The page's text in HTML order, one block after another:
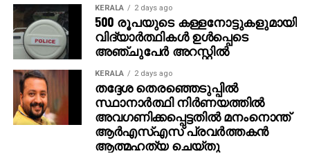
അസിസ്റ്റന്റ് എക്‌സൈസ്
ഇന്‍സ്പെക്ടര്‍(ഗ്രേഡ്)മാരായ വി.എം. ജബ്ബാര്‍, എം.ആര്‍.
നെല്‍സന്‍, കെ.എന്‍. സുരേഷ്, സ്‌പെഷ്യല്‍
സ്‌ക്വാഡിലെ അസിസ്റ്റന്റ് എക്‌സൈസ്
ഇന്‍സ്പെക്ടര്‍(ഗ്രേഡ്)മാരായ കെ.കെ. വത്സന്‍, ടി.കെ.
കണ്ണന്‍, പ്രിവന്റീവ് ഓഫിസര്‍(ഗ്രേഡ്) വി.എസ്.
സുരേഷ് കുമാര്‍, സിവില്‍ എക്‌സൈസ് ഓഫിസര്‍
അഫ്‌സല്‍, വനിത സിവില്‍ എക്‌സൈസ് ഓഫിസര്‍
നിവ്യ എന്നിവരാണ് പ്രതികളെ പിടികൂടിയത്.
KERALA 2 days ago
500 രൂപയുടെ കള്ളനോട്ടുകളുമായി
വിദ്യാര്‍ത്ഥികള്‍ ഉള്‍പ്പെടെ
അഞ്ചുപേര്‍ അറസ്റ്റില്‍
KERALA 2 days ago
തദ്ദേശ തെരഞ്ഞെടുപ്പില്‍
സ്ഥാനാര്‍ത്ഥി നിര്‍ണയത്തില്‍
അവഗണിക്കപ്പെട്ടതില്‍ മനംനൊന്ത്
ആര്‍എസ്എസ് പ്രവര്‍ത്തകന്‍
ആത്മഹത്യ ചെയ്തു